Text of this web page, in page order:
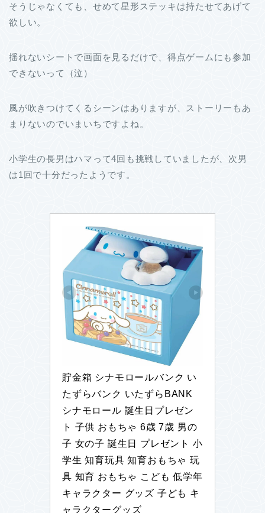
そうじゃなくても、せめて星形ステッキは持たせてあげて
欲しい。
揺れないシートで画面を見るだけで、得点ゲームにも参加
できないって（泣）
風が吹きつけてくるシーンはありますが、ストーリーもあ
まりないのでいまいちですよね。
小学生の長男はハマって4回も挑戦していましたが、次男
は1回で十分だったようです。
貯金箱 シナモロールバンク い
たずらバンク いたずらBANK
シナモロール 誕生日プレゼン
ト 子供 おもちゃ 6歳 7歳 男の
子 女の子 誕生日 プレゼント 小
学生 知育玩具 知育おもちゃ 玩
具 知育 おもちゃ こども 低学年
キャラクター グッズ 子ども キ
ャラクターグッズ